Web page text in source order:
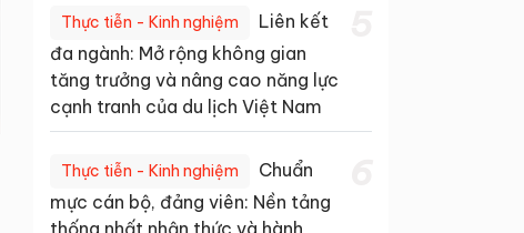
Thực tiễn - Kinh nghiệm
Liên kết
đa ngành: Mở rộng không gian
tăng trưởng và nâng cao năng lực
cạnh tranh của du lịch Việt Nam
Thực tiễn - Kinh nghiệm
Chuẩn
mực cán bộ, đảng viên: Nền tảng